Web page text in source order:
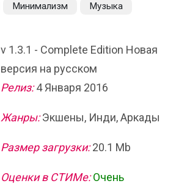
Минимализм Музыка
v 1.3.1 - Complete Edition Новая
версия на русском
Релиз:4 Января 2016
Жанры:Экшены, Инди, Аркады
Размер загрузки:20.1 Mb
Оценки в СТИМе: Очень